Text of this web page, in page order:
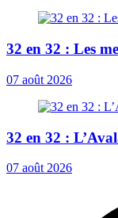
32 en 32 : Les
07 août 2026
32 en 32 :
07 août 2026